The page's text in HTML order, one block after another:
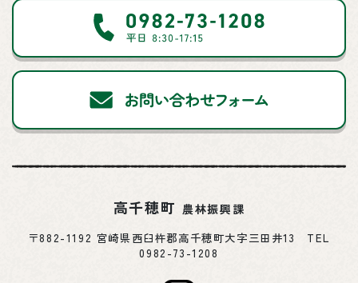
高千穂町 農林振興課
〒882-1192 宮崎県西臼杵郡高千穂町大字三田井13 TEL
0982-73-1208